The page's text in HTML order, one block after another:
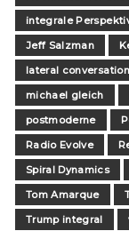
integrale
Jeff Salzman
lateral
michael gleich
postmoderne
Radio Evolve
Spiral Dynamics
Tom Amarque
Trump integral